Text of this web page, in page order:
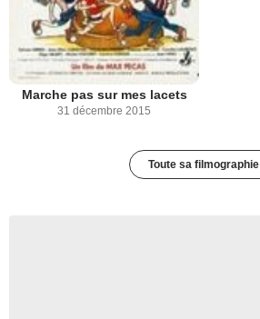
Marche pas sur mes lacets
31 décembre 2015
Toute sa filmographie